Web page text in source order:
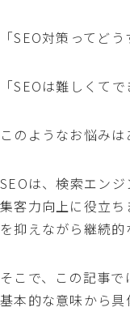
「SEO対策ってど
「SEOは難しくてで
このようなお悩みは
SEOは、検索エンジ
集客力向上に役立
を抑えながら継続的
そこで、この記事
基本的な意味から